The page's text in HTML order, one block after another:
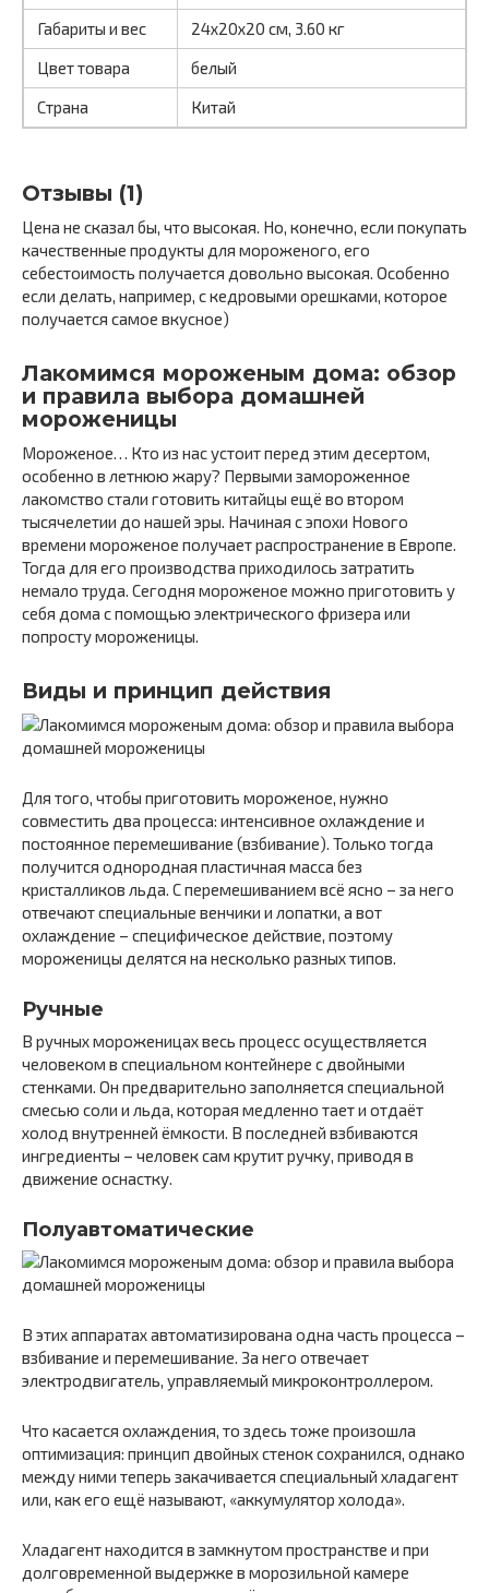
Габариты и вес
24x20x20 см, 3.60 кг
Цвет товара
белый
Страна
Китай
Отзывы (1)
Цена не сказал бы, что высокая. Но, конечно, если покупать
качественные продукты для мороженого, его
себестоимость получается довольно высокая. Особенно
если делать, например, с кедровыми орешками, которое
получается самое вкусное)
Лакомимся мороженым дома: обзор
и правила выбора домашней
мороженицы
Мороженое… Кто из нас устоит перед этим десертом,
особенно в летнюю жару? Первыми замороженное
лакомство стали готовить китайцы ещё во втором
тысячелетии до нашей эры. Начиная с эпохи Нового
времени мороженое получает распространение в Европе.
Тогда для его производства приходилось затратить
немало труда. Сегодня мороженое можно приготовить у
себя дома с помощью электрического фризера или
попросту мороженицы.
Виды и принцип действия
Для того, чтобы приготовить мороженое, нужно
совместить два процесса: интенсивное охлаждение и
постоянное перемешивание (взбивание). Только тогда
получится однородная пластичная масса без
кристалликов льда. С перемешиванием всё ясно – за него
отвечают специальные венчики и лопатки, а вот
охлаждение – специфическое действие, поэтому
мороженицы делятся на несколько разных типов.
Ручные
В ручных мороженицах весь процесс осуществляется
человеком в специальном контейнере с двойными
стенками. Он предварительно заполняется специальной
смесью соли и льда, которая медленно тает и отдаёт
холод внутренней ёмкости. В последней взбиваются
ингредиенты – человек сам крутит ручку, приводя в
движение оснастку.
Полуавтоматические
В этих аппаратах автоматизирована одна часть процесса –
взбивание и перемешивание. За него отвечает
электродвигатель, управляемый микроконтроллером.
Что касается охлаждения, то здесь тоже произошла
оптимизация: принцип двойных стенок сохранился, однако
между ними теперь закачивается специальный хладагент
или, как его ещё называют, «аккумулятор холода».
Хладагент находится в замкнутом пространстве и при
долговременной выдержке в морозильной камере